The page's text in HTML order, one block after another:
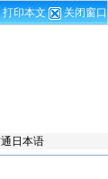
打印本文
关闭窗口
日本语